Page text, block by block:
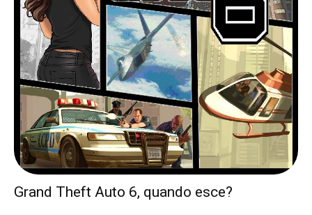
Grand Theft Auto 6, quando esce?